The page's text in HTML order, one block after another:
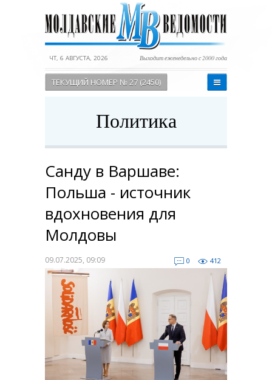
ЧТ, 6 АВГУСТА, 2026 Выходит еженедельно с 2000 года
ТЕКУЩИЙ НОМЕР № 27 (2450)
Политика
Санду в Варшаве:
Польша - источник
вдохновения для
Молдовы
09.07.2025, 09:09 0 412